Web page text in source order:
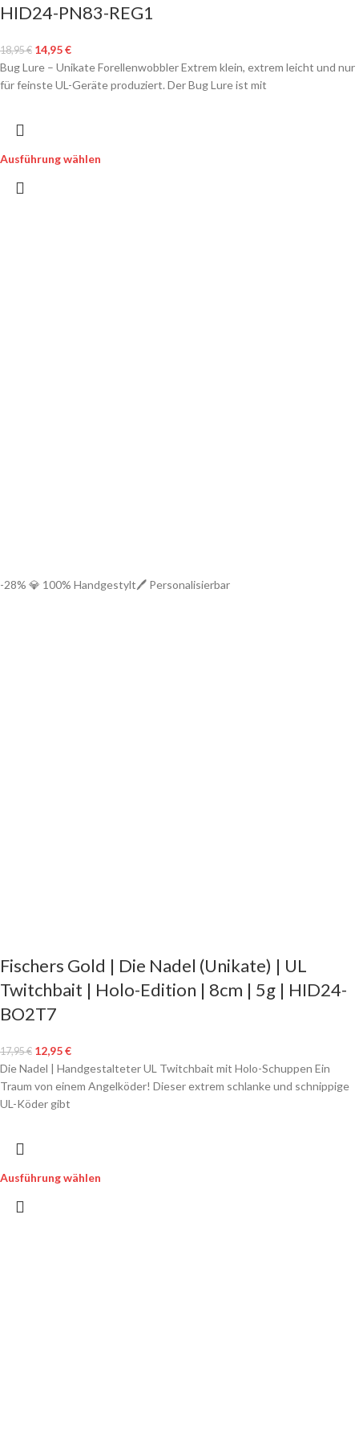
HID24-PN83-REG1
18,95€ 14,95€
Bug Lure – Unikate Forellenwobbler Extrem klein, extrem leicht und nur
für feinste UL-Geräte produziert. Der Bug Lure ist mit
Ausführung wählen
-28% 💎 100% Handgestylt🖊️ Personalisierbar
Fischers Gold | Die Nadel (Unikate) | UL
Twitchbait | Holo-Edition | 8cm | 5g | HID24-
BO2T7
17,95€ 12,95€
Die Nadel | Handgestalteter UL Twitchbait mit Holo-Schuppen Ein
Traum von einem Angelköder! Dieser extrem schlanke und schnippige
UL-Köder gibt
Ausführung wählen